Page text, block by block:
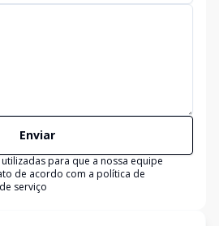
Enviar
para que a nossa equipe
de acordo com a política de
serviço